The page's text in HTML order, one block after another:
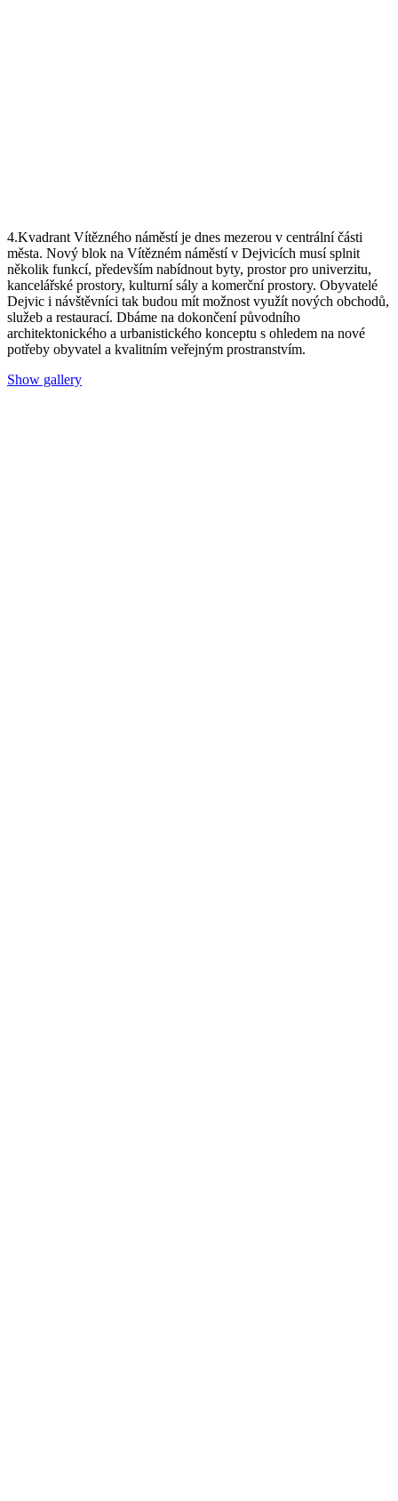
4.Kvadrant Vítězného náměstí je dnes mezerou v centrální části
města. Nový blok na Vítězném náměstí v Dejvicích musísplnit
několik funkcí, především nabídnout byty, prostor pro univerzitu,
kancelářské prostory, kulturní sály a komerční prostory. Obyvatelé
Dejvic i návštěvníci tak budou mít možnost využít nových obchodů,
služeb a restaurací. Dbáme na dokončení původního
architektonického a urbanistického konceptu s ohledem na nové
potřeby obyvatel a kvalitním veřejným prostranstvím.
Show gallery